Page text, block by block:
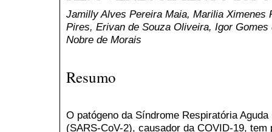
Jamilly Alves Pereira Maia, Marilia Ximenes
Pires, Erivan de Souza Oliveira, Igor
Nobre de Morais
Resumo
O patógeno da Síndrome Respiratória
(SARS-CoV-2), causador da COVID-19,